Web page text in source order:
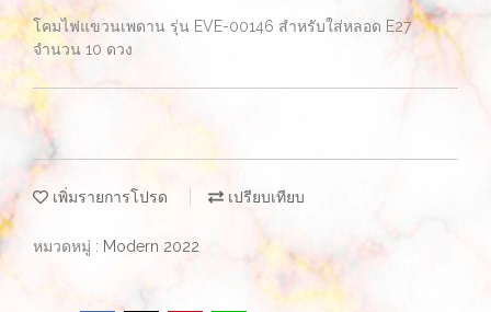
โคมไฟแขวนเพดาน รุ่น EVE-00146 สำหรับใส่หลอด E27
จำนวน 10 ดวง
เพิ่มรายการโปรด เปรียบเทียบ
หมวดหมู่ : Modern 2022